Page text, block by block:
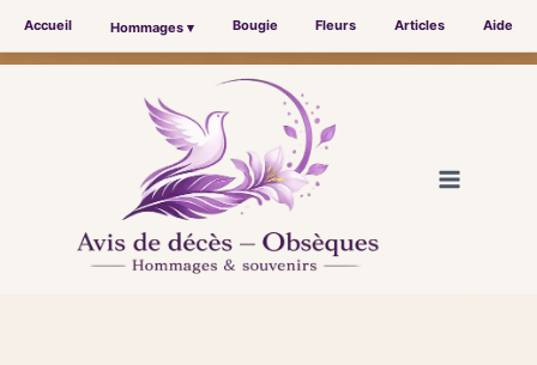
Accueil Hommages ▾ Bougie Fleurs Articles Aide